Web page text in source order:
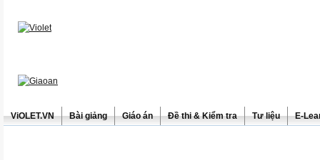
ViOLET.VN Bài giảng Giáo án Đề thi & Kiểm tra Tư liệu E-